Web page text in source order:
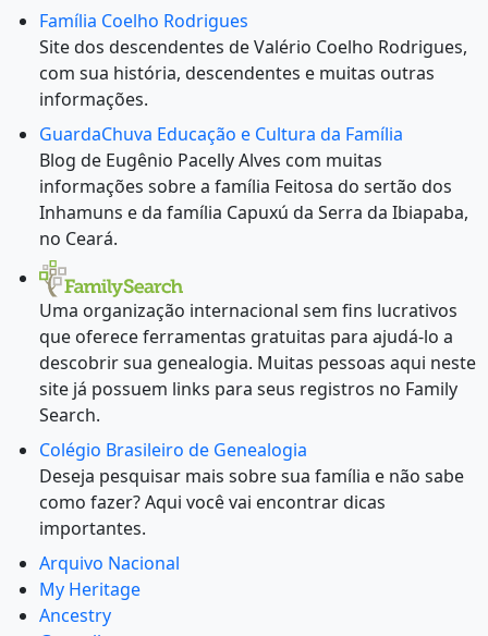
Família Coelho Rodrigues
Site dos descendentes de Valério Coelho Rodrigues,
com sua história, descendentes e muitas outras
informações.
GuardaChuva Educação e Cultura da Família
Blog de Eugênio Pacelly Alves com muitas
informações sobre a família Feitosa do sertão dos
Inhamuns e da família Capuxú da Serra da Ibiapaba,
no Ceará.
Uma organização internacional sem fins lucrativos
que oferece ferramentas gratuitas para ajudá-lo a
descobrir sua genealogia. Muitas pessoas aqui neste
site já possuem links para seus registros no Family
Search.
Colégio Brasileiro de Genealogia
Deseja pesquisar mais sobre sua família e não sabe
como fazer? Aqui você vai encontrar dicas
importantes.
Arquivo Nacional
My Heritage
Ancestry